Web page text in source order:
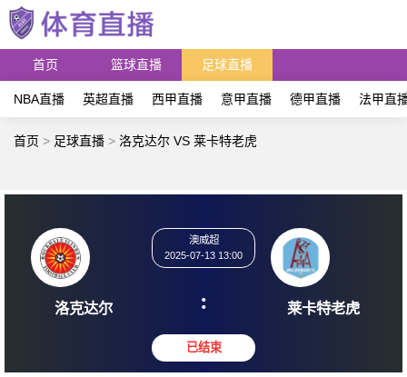
首页 篮球直播 足球直播
NBA直播 英超直播 西甲直播 意甲直播 德甲直播 法甲直
首页 > 足球直播 > 洛克达尔 VS 莱卡特老虎
2025-07-13 13:00
: